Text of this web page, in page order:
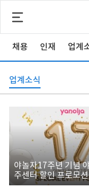
채용 인재 업계
업계소식
야놀자17주년 기념
주센터 할인 프로모